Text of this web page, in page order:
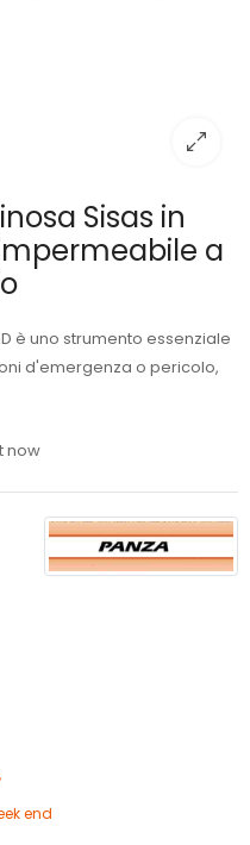
Sisas in
a
è uno strumento essenziale
d'emergenza o pericolo,
now
,
end